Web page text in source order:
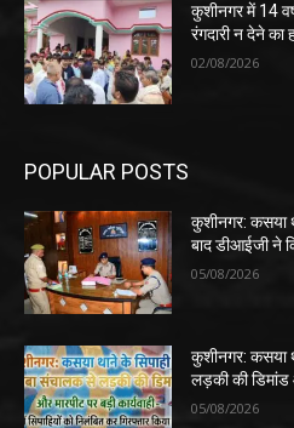
कुशीनगर में 14
रंगदारी न देने का
02/08/2026
POPULAR POSTS
कुशीनगर: कसया
बाद डीआईजी ने
05/08/2026
कुशीनगर: कसया
लड़की की डिमांड
05/08/2026